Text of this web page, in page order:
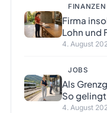
FINANZEN
Firma
Lohn und
4. August
JOBS
Als
So
4. August